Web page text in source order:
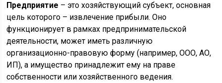
Предприятие – это хозяйствующий субъект, основная
цель которого – извлечение прибыли. Оно
функционирует в рамках предпринимательской
деятельности, может иметь различную
организационно-правовую форму (например, ООО, АО,
ИП), а имущество принадлежит ему на праве
собственности или хозяйственного ведения.